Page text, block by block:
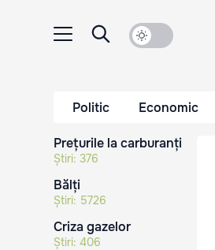
Politic Economic
Prețurile la carburanți
Știri: 376
Bălți
Știri: 5726
Criza gazelor
Știri: 406